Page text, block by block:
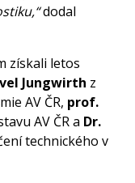
dodal
získali letos
Jungwirth z
AV ČR, prof.
AV ČR a Dr.
technického v